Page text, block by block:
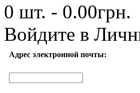
0 шт. - 0.00грн.
Войдите в
Адрес электронной почты: